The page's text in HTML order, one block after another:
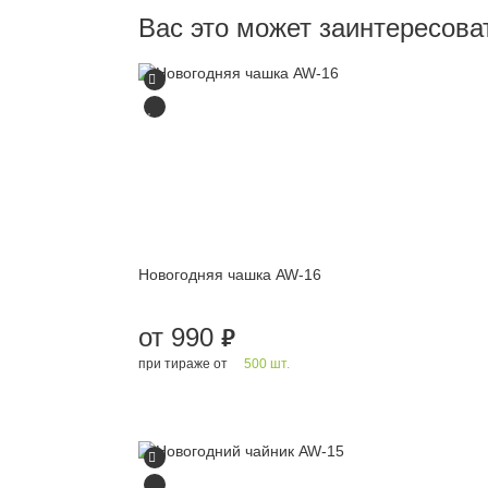
Вас это может
Новогодняя чашка AW-16
от 990 руб.
при тираже от 500 шт.